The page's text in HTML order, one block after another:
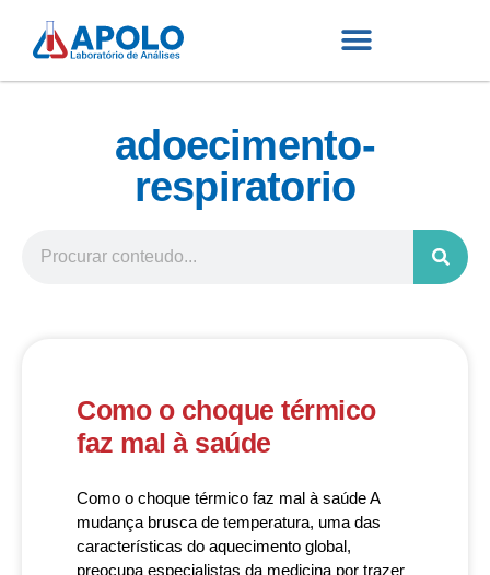
adoecimento-
respiratorio
Como o choque térmico
faz mal à saúde
Como o choque térmico faz mal à saúde A
mudança brusca de temperatura, uma das
características do aquecimento global,
preocupa especialistas da medicina por trazer